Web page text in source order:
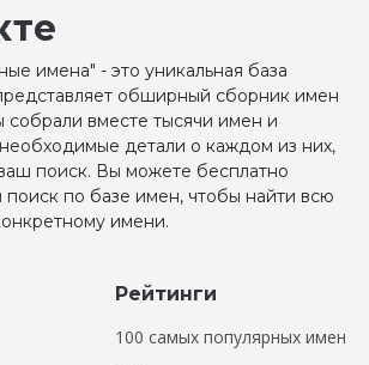
имена" - это уникальная база
обширный сборник имен
собрали вместе тысячи имен и
детали о каждом из них,
поиск. Вы можете бесплатно
поиск по базе имен, чтобы найти всю
имени.
Рейтинги
100 самых популярных имен